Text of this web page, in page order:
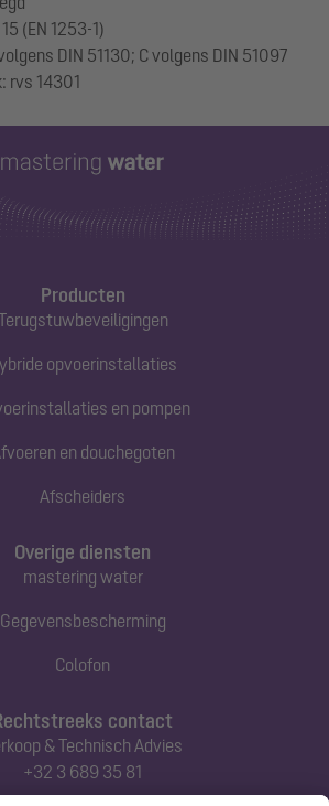
(EN 1253-1)
DIN 51130; C volgens DIN 51097
Producten
opvoerinstallaties
en pompen
en douchegoten
Afscheiders
contact
& Technisch Advies
+32 3 689 35 81
Overige diensten
mastering water
Gegevensbescherming
Colofon